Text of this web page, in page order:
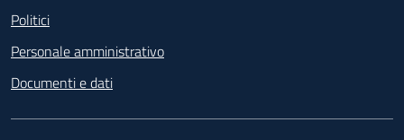
Politici
Personale amministrativo
Documenti e dati